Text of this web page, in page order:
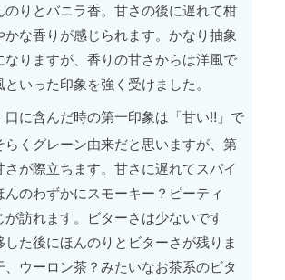
のりとバニラ香。甘さの後に遅れて柑
かな香りが感じられます。かなり抽象
なりますが、香りの甘さからは洋風で
いった印象を強く受けました。
口に含んだ時の第一印象は「甘い‼」で
らくグレーン由来だと思いますが、第
さが際立ちます。甘さに遅れてスパイ
んのわずかにスモーキー？ピーティ
が訪れます。ビターさは少ないです
した後にほんのりとビターさが残りま
、ウーロン茶？みたいなお茶系のビタ